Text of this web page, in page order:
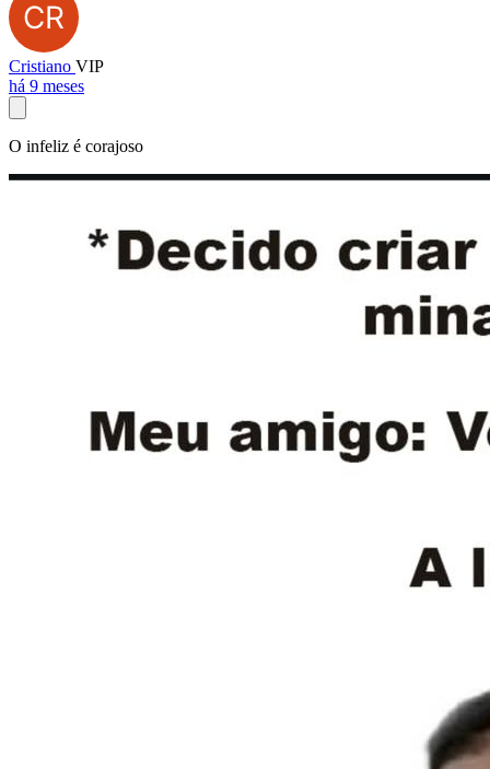
Cristiano VIP
há 9 meses
O infeliz é corajoso